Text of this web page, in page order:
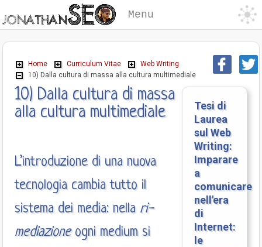
Menu
Home Curriculum Vitae
Web Writing
10) Dalla cultura di massa alla cultura multimediale
Tesi di
Laurea
sul Web
Writing:
Imparare
a
comunicare
nell'era
di
Internet:
le
10) Dalla cultura di massa
alla cultura multimediale
L’introduzione di una nuova
tecnologia cambia tutto il
sistema dei media: nella ri-
mediazioneogni medium si